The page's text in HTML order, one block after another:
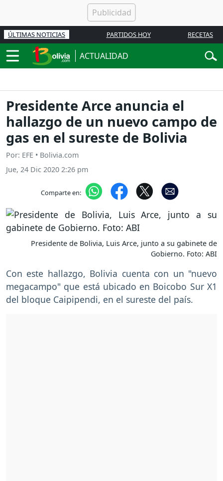
ÚLTIMAS NOTICIAS PARTIDOS HOY RECETAS
ACTUALIDAD
Presidente Arce anuncia el
hallazgo de un nuevo campo de
gas en el sureste de Bolivia
Por: EFE • Bolivia.com
Jue, 24 Dic 2020 2:26 pm
Comparte en:
Presidente de Bolivia, Luis Arce, junto a su gabinete de
Gobierno. Foto: ABI
Con este hallazgo, Bolivia cuenta con un "nuevo
megacampo" que está ubicado en Boicobo Sur X1
del bloque Caipipendi, en el sureste del país.